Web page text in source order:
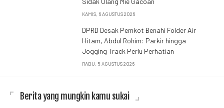
KAMIS, 6 AGUSTUS 2026
DPRD Desak Pemkot Benahi Folder Air
Hitam, Abdul Rohim: Parkir hingga
Jogging Track Perlu Perhatian
RABU, 5 AGUSTUS 2026
Berita yang mungkin kamu sukai